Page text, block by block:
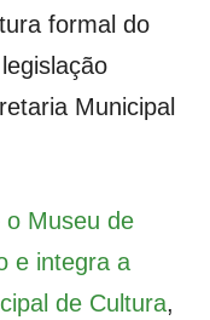
formal do
Municipal
o Museu de
e integra a
de Cultura,